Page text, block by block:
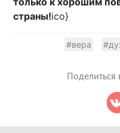
страны!ico}
#вера
Поделиться